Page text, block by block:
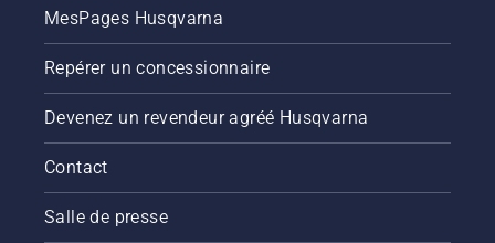
MesPages Husqvarna
Repérer un concessionnaire
Devenez un revendeur agréé Husqvarna
Contact
Salle de presse